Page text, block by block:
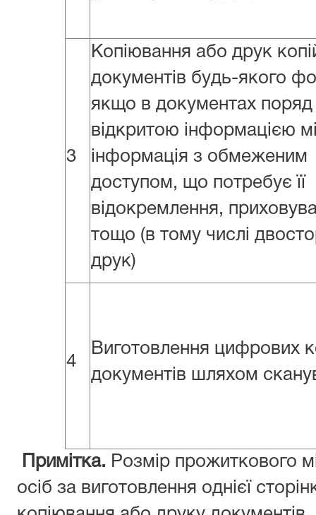
3
Копіювання або друк
документів будь-якого
якщо в документах поряд
відкритою інформацією
інформація з обмеженим
доступом, що потребує її
відокремлення,
тощо (в тому числі
друк)
4
Виготовлення цифрових
документів шляхом
Примітка. Розмір прожиткового
осіб за виготовлення однієї